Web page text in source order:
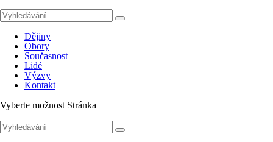
Dějiny
Obory
Současnost
Lidé
Výzvy
Kontakt
Vyberte možnost Stránka